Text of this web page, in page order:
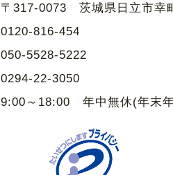
〒317-0073 茨城県日立市幸
0120-816-454
050-5528-5222
0294-22-3050
9:00～18:00 年中無休(年末